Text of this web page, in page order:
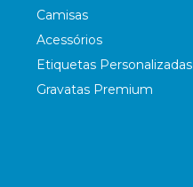
Camisas
Acessórios
Etiquetas Personalizadas
Gravatas Premium